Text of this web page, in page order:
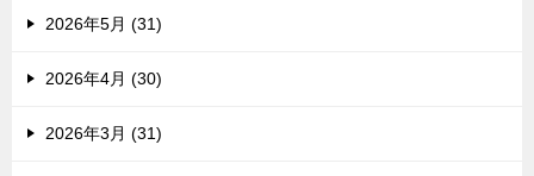
2026年5月 (31)
2026年4月 (30)
2026年3月 (31)